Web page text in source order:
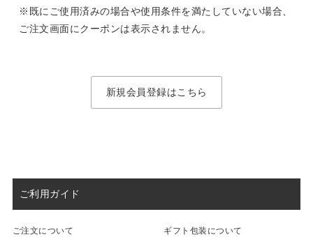
※既にご使用済みの場合や使用条件を満たしていない場合、
ご注文画面にクーポンは表示されません。
新規会員登録はこちら
ご利用ガイド
ご注文について ギフト包装について